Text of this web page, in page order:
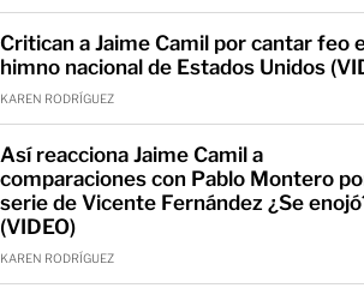
Critican a Jaime Camil por cantar feo
himno nacional de Estados Unidos
KAREN RODRÍGUEZ
Así reacciona Jaime Camil a
comparaciones con Pablo Montero
serie de Vicente Fernández ¿Se
(VIDEO)
KAREN RODRÍGUEZ